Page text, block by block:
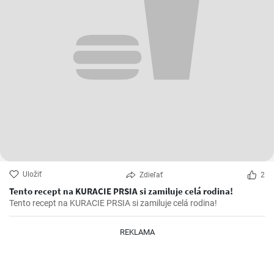
Uložiť Zdieľať 2
Tento recept na KURACIE PRSIA si zamiluje celá rodina!
Tento recept na KURACIE PRSIA si zamiluje celá rodina!
REKLAMA